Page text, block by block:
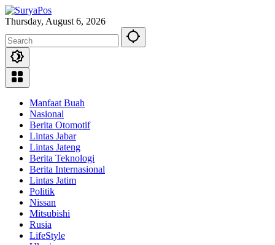
Skip
to
Thursday, August 6, 2026
Manfaat Buah
Nasional
Berita Otomotif
Lintas Jabar
Lintas Jateng
Berita Teknologi
Berita Internasional
Lintas Jatim
Politik
Nissan
Mitsubishi
Rusia
LifeStyle